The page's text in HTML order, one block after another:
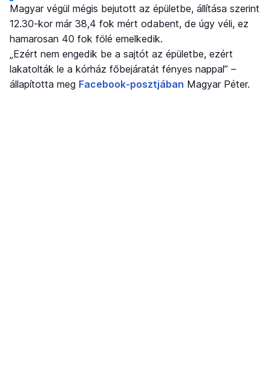
Magyar végül mégis bejutott az épületbe, állítása szerint
12.30-kor már 38,4 fok mért odabent, de úgy véli, ez
hamarosan 40 fok fölé emelkedik.
„Ezért nem engedik be a sajtót az épületbe, ezért
lakatolták le a kórház főbejáratát fényes nappal” –
állapította meg Facebook-posztjában Magyar Péter.